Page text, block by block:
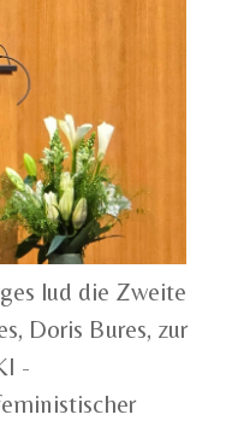
lud die Zweite
Doris Bures, zur
-